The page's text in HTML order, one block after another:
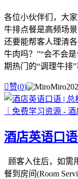
各位小伙伴们，大
牛排点餐是高频场
还要能帮客人理清
牛肉吗？”“会不会
期热门的“调理牛排”
赞(0) Miro
酒店英语口
顾客入住后，如需
餐到房间(Room